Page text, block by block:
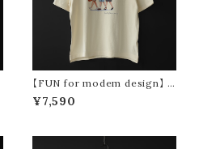
【FUN for modem design】 f
un life oji tee (white)
¥7,590